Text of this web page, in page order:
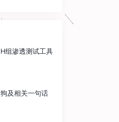
组渗透测试工具
及相关一句话